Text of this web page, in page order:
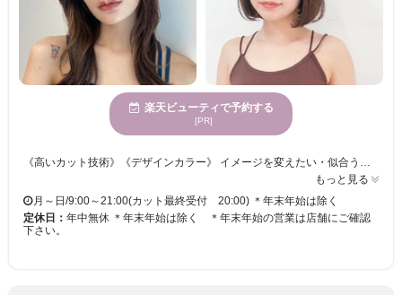
楽天ビューティで予約する
[PR]
《高いカット技術》《デザインカラー》 イメージを変えたい・似合うデザインが見つからない・・・あなたのお悩みに合うスタイルをご提供☆彡 手触り×持続性ばっちり！！うるうるカラーでクオリティの高い仕上がりに◎ カラーチェンジで雰囲気を変えて新しい自分◎カットにカラーも合わせてトータルバランスのよい似合わせをご提供いたします☆彡 きっと満足していただけますので、お気軽にご来店くださいませ。
もっと見る
月～日/9:00～21:00(カット最終受付 20:00) ＊年末年始は除く
定休日： 年中無休 ＊年末年始は除く ＊年末年始の営業は店舗にご確認
下さい。